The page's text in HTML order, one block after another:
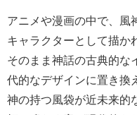
アニメや漫画の中で、風
キャラクターとして描か
そのまま神話の古典的な
代的なデザインに置き換
神の持つ風袋が近未来的